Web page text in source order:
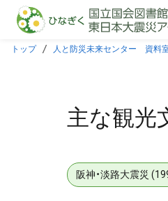
本文に飛ぶ
トップ 人と防災未来センター 資料
主な観光
阪神・淡路大震災